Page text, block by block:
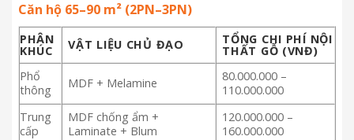
Căn hộ 65–90 m² (2PN–3PN)
PHÂN
KHÚC VẬT LIỆU CHỦ ĐẠO TỔNG CHI PHÍ NỘI
THẤT GỖ (VNĐ)
Phổ
thông
MDF + Melamine
80.000.000 –
110.000.000
Trung
cấp
MDF chống ẩm +
Laminate + Blum
120.000.000 –
160.000.000